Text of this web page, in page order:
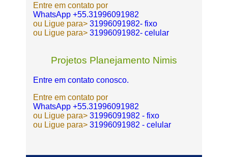
Entre em contato por
WhatsApp +55.31996091982
ou Ligue para> 31996091982- fixo
ou Ligue para>31996091982- celular
Projetos Planejamento Nimis
Entre em contato conosco.
Entre em contato por
WhatsApp +55.31996091982
ou Ligue para> 31996091982 - fixo
ou Ligue para>31996091982 - celular